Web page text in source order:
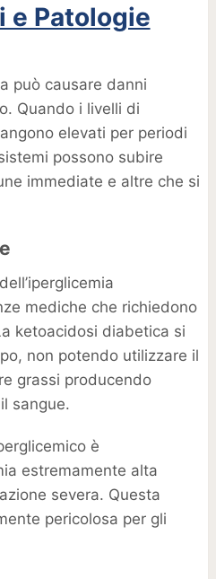
e Patologie
può causare danni
Quando i livelli di
elevati per periodi
possono subire
immediate e altre che si
mediche che richiedono
ketoacidosi diabetica si
non potendo utilizzare il
grassi producendo
sangue.
è
estremamente alta
severa. Questa
pericolosa per gli